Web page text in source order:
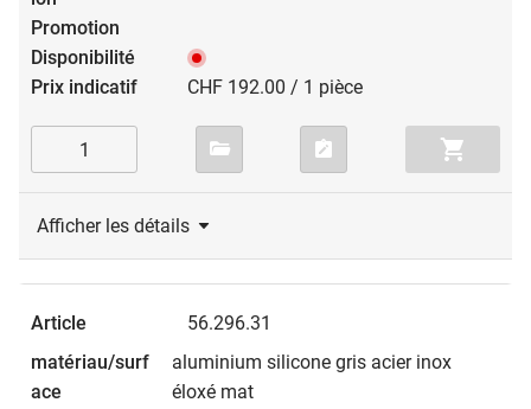
CHF 192.00 / 1 pièce
Afficher les détails
56.296.31
aluminium silicone gris acier inox
éloxé mat